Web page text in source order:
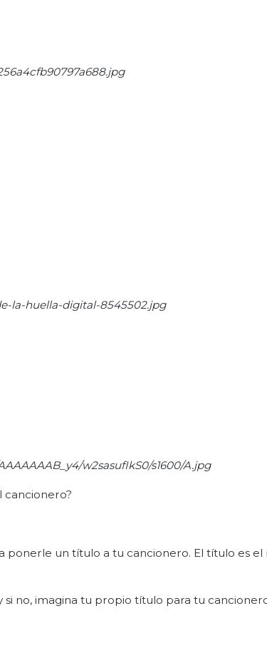
la-huella-digital-8545502.jpg
w2sasufIkS0/s1600/A.jpg
cancionero?
ponerle un título a tu cancionero. El título es
si no, imagina tu propio título para tu